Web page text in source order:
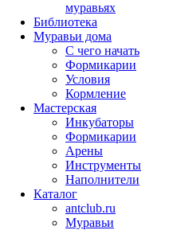
муравьях
Библиотека
Муравьи дома
С чего начать
Формикарии
Условия
Кормление
Мастерская
Инкубаторы
Формикарии
Арены
Инструменты
Наполнители
Каталог
antclub.ru
Муравьи